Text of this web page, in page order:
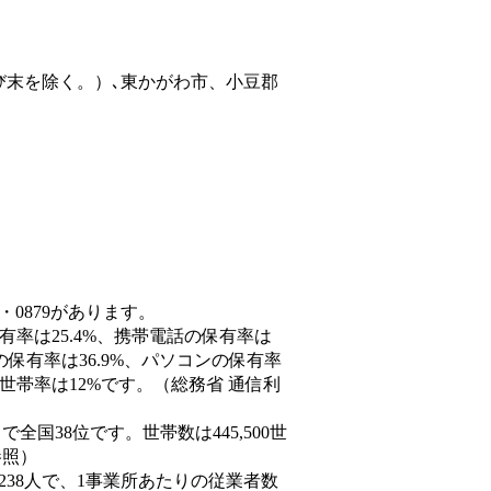
を除く。）､東かがわ市、小豆郡
0879があります。
率は25.4%、携帯電話の保有率は
有率は36.9%、パソコンの保有率
帯率は12%です。（総務省 通信利
全国38位です。世帯数は445,500世
）
人で、1事業所あたりの従業者数